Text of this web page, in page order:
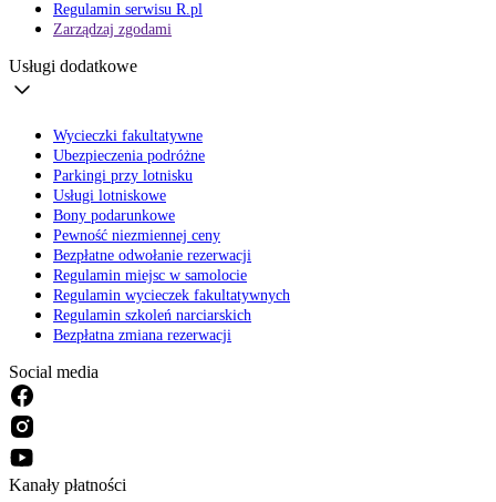
Regulamin serwisu R.pl
Zarządzaj zgodami
Usługi dodatkowe
Wycieczki fakultatywne
Ubezpieczenia podróżne
Parkingi przy lotnisku
Usługi lotniskowe
Bony podarunkowe
Pewność niezmiennej ceny
Bezpłatne odwołanie rezerwacji
Regulamin miejsc w samolocie
Regulamin wycieczek fakultatywnych
Regulamin szkoleń narciarskich
Bezpłatna zmiana rezerwacji
Social media
Kanały płatności